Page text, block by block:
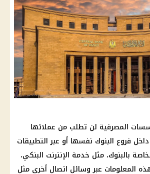
المصرفية لن تطلب من عملائها
فروع البنوك نفسها أو عبر التطبيقات
بالبنوك، مثل خدمة الإنترنت البنكي،
المعلومات عبر وسائل اتصال أخرى مثل